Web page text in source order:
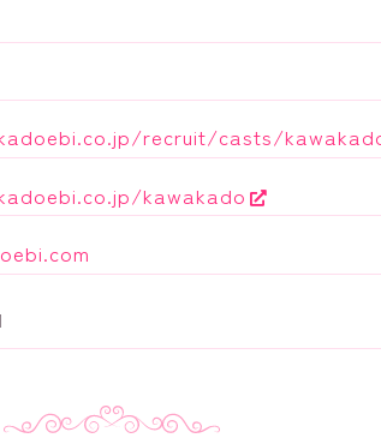
recruit/casts/
kawakado